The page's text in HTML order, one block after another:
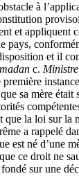
à
et appliquent
pays,
et il
c.
sa mère était
que la loi sur la
a rappelé
né d’une
ce droit ne
sur une